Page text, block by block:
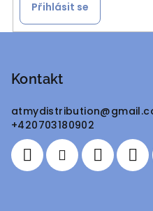
Přihlásit se
Kontakt
atmydistribution@
+420703180902